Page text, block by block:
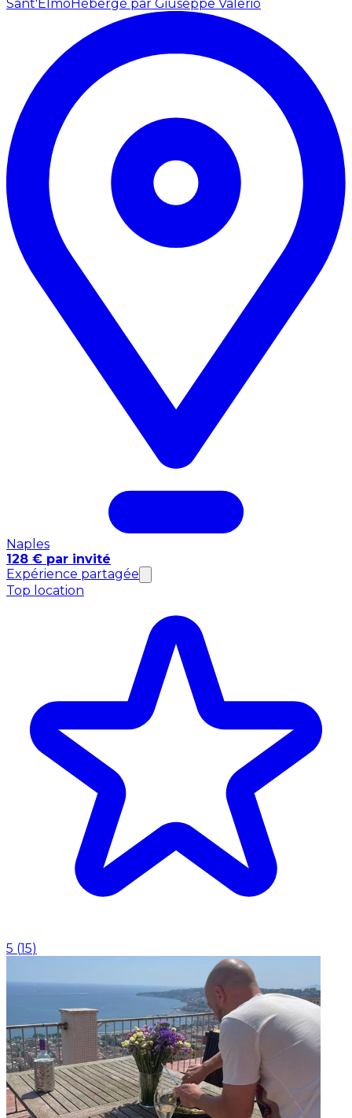
Sant'Elmo Hébergé par Giuseppe Valerio
Naples
128 € par invité
Expérience partagée
Top location
5 (15)